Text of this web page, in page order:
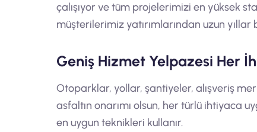
çalışıyor ve tüm projelerimizi en yüksek
müşterilerimiz yatırımlarından uzun
Geniş Hizmet Yelpazesi Her
Otoparklar, yollar, şantiyeler, alışveriş
asfaltın onarımı olsun, her türlü ihtiyaca
en uygun teknikleri kullanır.